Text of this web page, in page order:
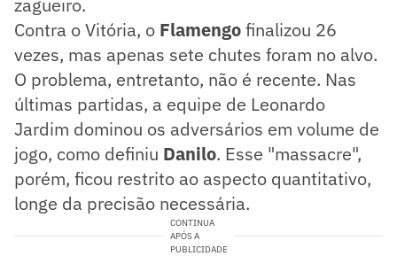
Contra o Vitória, o Flamengofinalizou 26
vezes, mas apenas sete chutes foram no alvo.
O problema, entretanto, não é recente. Nas
últimas partidas, a equipe de Leonardo
Jardim dominou os adversários em volume de
jogo, como definiu Danilo. Esse "massacre",
porém, ficou restrito ao aspecto quantitativo,
longe da precisão necessária.
CONTINUA
APÓS A
PUBLICIDADE